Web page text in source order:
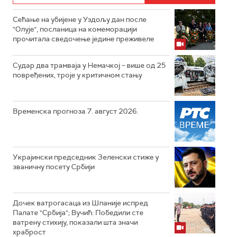
Сећање на убијене у Уздољу дан после
"Олује", посланица на комеморацији
прочитала сведочење једине преживеле
Судар два трамваја у Немачкој – више од 25
повређених, троје у критичном стању
Временска прогноза 7. август 2026.
Украјински председник Зеленски стиже у
званичну посету Србији
Дочек ватрогасаца из Шпаније испред
Палате "Србија"; Вучић: Победили сте
ватрену стихију, показали шта значи
храброст